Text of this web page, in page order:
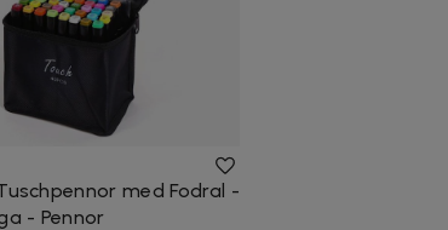
med Fodral -
- Pennor